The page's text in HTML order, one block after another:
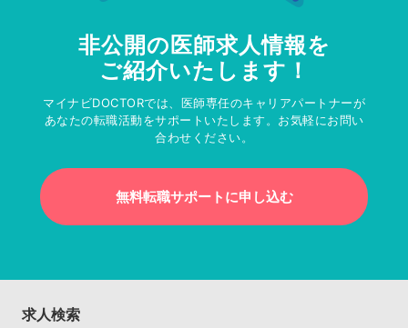
非公開の医師求人情報を
ご紹介いたします！
マイナビDOCTORでは、医師専任のキャリアパートナーが
あなたの転職活動をサポートいたします。お気軽にお問い
合わせください。
無料転職サポートに申し込む
求人検索